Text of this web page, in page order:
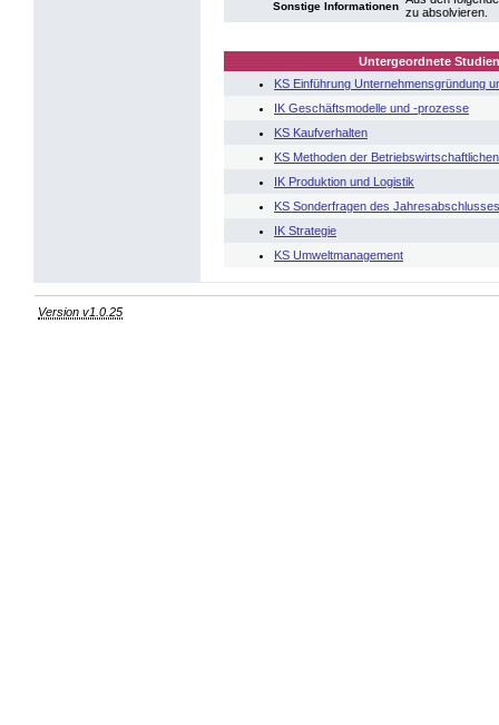
Sonstige Informationen zu absolvieren.
Untergeordnete
KS Einführung Unternehmensgründung
IK Geschäftsmodelle und -prozesse
KS Kaufverhalten
KS Methoden der
IK Produktion und Logistik
KS Sonderfragen des
IK Strategie
KS Umweltmanagement
Version v1.0.25